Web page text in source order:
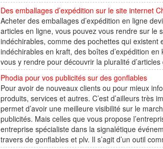
Des emballages d’expédition sur le site internet
Acheter des emballages d’expédition en ligne
articles en ligne, vous pouvez vous rendre sur le
indéchirables, comme des pochettes qui existent
indéchirables en kraft, des boîtes d’expédition
vous y rendre pour découvrir la pluralité
Phodia pour vos publicités sur des gonflables
Pour avoir de nouveaux clients ou pour mieux
produits, services et autres. C’est d’ailleurs très
permet d’avoir une meilleure visibilité sur le
publicités. Mais celles que vous propose
entreprise spécialiste dans la signalétique
travers de gonflables et plv. Il s’agit d’un outil